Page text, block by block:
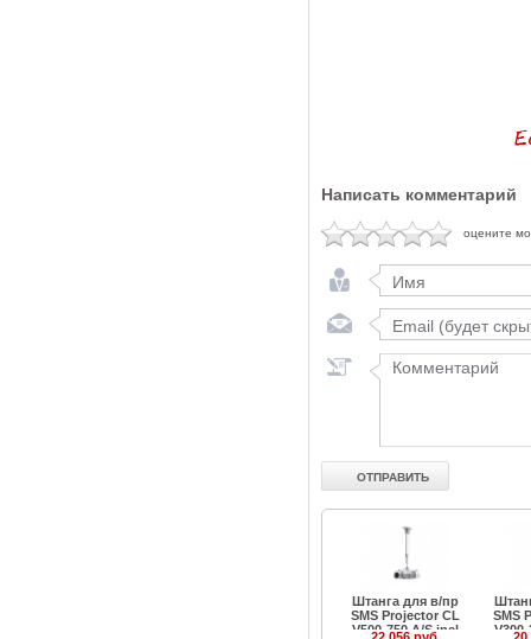
Написать комментарий
оцените
Штанга для в/пр
SMS Projector CL
V500-750 A/S incl
SMS